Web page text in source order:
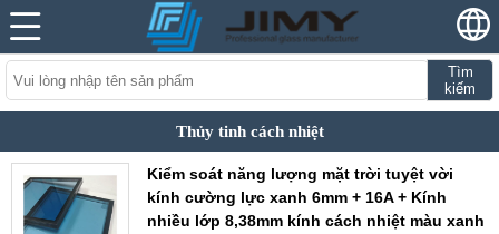
Tìm
kiếm
Thủy tinh cách nhiệt
Kiểm soát năng lượng mặt trời tuyệt vời
kính cường lực xanh 6mm + 16A + Kính
nhiều lớp 8,38mm kính cách nhiệt màu xanh